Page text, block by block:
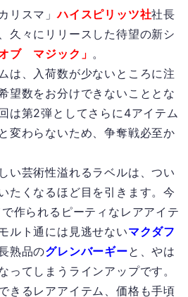
リスマ」ハイスピリッツ社社長
久々にリリースした待望の新シ
ブ マジック」 。
は、入荷数が少ないところに注
望数をお分けできないこととな
は第2弾としてさらに4アイテム
変わらないため、争奪戦必至か
い芸術性溢れるラベルは、つい
たくなるほど目を引きます。今
作られるピーティなレアアイテ
ルト通には見逃せないマクダフ
熟品のグレンバーギーと、やは
ってしまうラインアップです。
きるレアアイテム、価格も手頃